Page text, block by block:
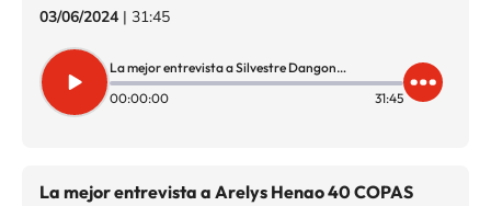
03/06/2024 | 31:45
La mejor entrevista a Silvestre Dangond 40 Copas con Roberto Cardona
00:00:00
31:45
La mejor entrevista a Arelys Henao 40 COPAS